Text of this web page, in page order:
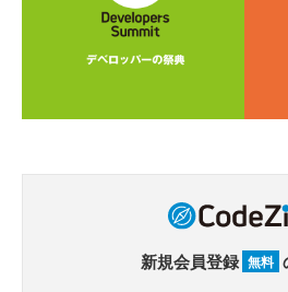
新規会員登録 無料